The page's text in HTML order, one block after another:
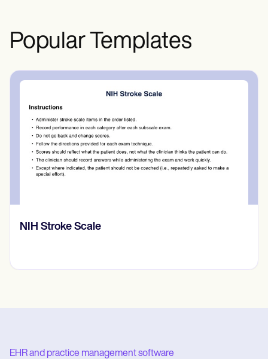
Popular Templates
EHR and practice management software